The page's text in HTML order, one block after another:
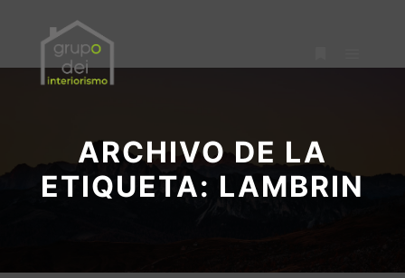
ARCHIVO DE LA
ETIQUETA: LAMBRIN